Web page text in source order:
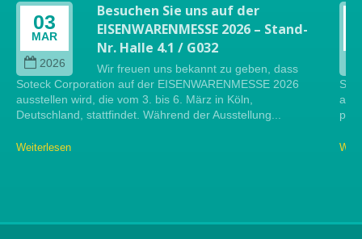
03
MAR
2026
Besuchen Sie uns auf der
EISENWARENMESSE 2026 – Stand-
Nr. Halle 4.1 / G032
Wir freuen uns bekannt zu geben, dass
Soteck Corporation auf der EISENWARENMESSE 2026
ausstellen wird, die vom 3. bis 6. März in Köln,
Deutschland, stattfindet. Während der Ausstellung...
Weiterlesen
auf